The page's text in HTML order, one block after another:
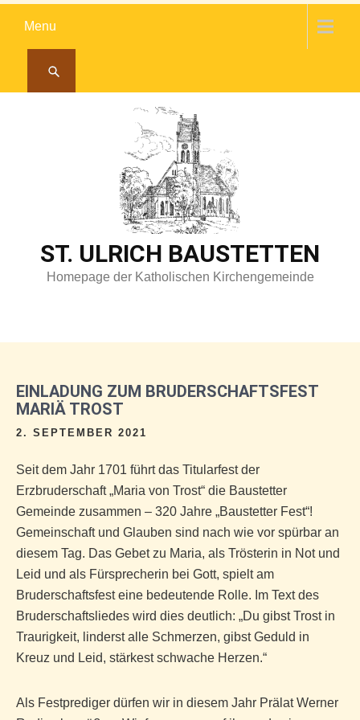
Menu
ST. ULRICH BAUSTETTEN
Homepage der Katholischen Kirchengemeinde
EINLADUNG ZUM BRUDERSCHAFTSFEST
MARIÄ TROST
2. SEPTEMBER 2021
Seit dem Jahr 1701 führt das Titularfest der
Erzbruderschaft „Maria von Trost“ die Baustetter
Gemeinde zusammen – 320 Jahre „Baustetter Fest“!
Gemeinschaft und Glauben sind nach wie vor spürbar an
diesem Tag. Das Gebet zu Maria, als Trösterin in Not und
Leid und als Fürsprecherin bei Gott, spielt am
Bruderschaftsfest eine bedeutende Rolle. Im Text des
Bruderschaftsliedes wird dies deutlich: „Du gibst Trost in
Traurigkeit, linderst alle Schmerzen, gibst Geduld in
Kreuz und Leid, stärkest schwache Herzen.“
Als Festprediger dürfen wir in diesem Jahr Prälat Werner